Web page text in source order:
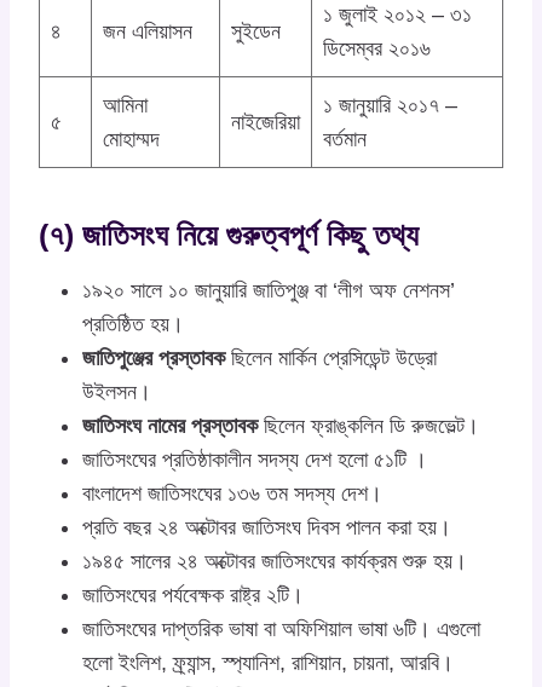
৪ জন এলিয়াসন সুইডেন
১ জুলাই ২০১২ – ৩১
ডিসেম্বর ২০১৬
৫
আমিনা
মোহাম্মদ
নাইজেরিয়া
১ জানুয়ারি ২০১৭ –
বর্তমান
(৭) জাতিসংঘ নিয়ে গুরুত্বপূর্ণ কিছু তথ্য
১৯২০ সালে ১০ জানুয়ারি জাতিপুঞ্জ বা ‘লীগ অফ নেশনস’
প্রতিষ্ঠিত হয়।
জাতিপুঞ্জের প্রস্তাবকছিলেন মার্কিন প্রেসিডেন্ট উড্রো
উইলসন।
জাতিসংঘ নামের প্রস্তাবকছিলেন ফ্রাঙ্কলিন ডি রুজভেল্ট।
জাতিসংঘের প্রতিষ্ঠাকালীন সদস্য দেশ হলো ৫১টি ।
বাংলাদেশ জাতিসংঘের ১৩৬ তম সদস্য দেশ।
প্রতি বছর ২৪ অক্টোবর জাতিসংঘ দিবস পালন করা হয়।
১৯৪৫ সালের ২৪ অক্টোবর জাতিসংঘের কার্যক্রম শুরু হয়।
জাতিসংঘের পর্যবেক্ষক রাষ্ট্র ২টি।
জাতিসংঘের দাপ্তরিক ভাষা বা অফিশিয়াল ভাষা ৬টি। এগুলো
হলো ইংলিশ, ফ্র্যান্স, স্প্যানিশ, রাশিয়ান, চায়না, আরবি।